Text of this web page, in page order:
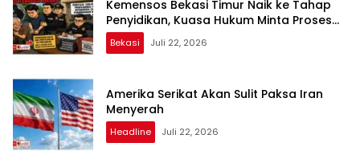
Kemensos Bekasi Timur Naik ke Tahap
Penyidikan, Kuasa Hukum Minta Proses
Transparan dan Bebas Intervensi
Bekasi Juli 22, 2026
Amerika Serikat Akan Sulit Paksa Iran
Menyerah
Headline Juli 22, 2026